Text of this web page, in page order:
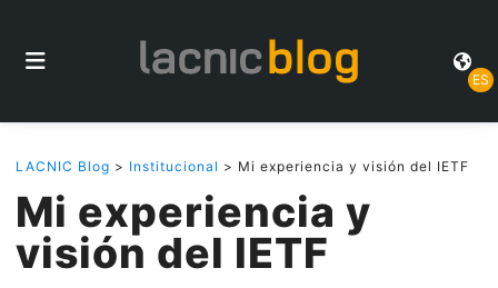
ES
LACNIC Blog > Institucional > Mi experiencia y visión del IETF
Mi experiencia y
visión del IETF